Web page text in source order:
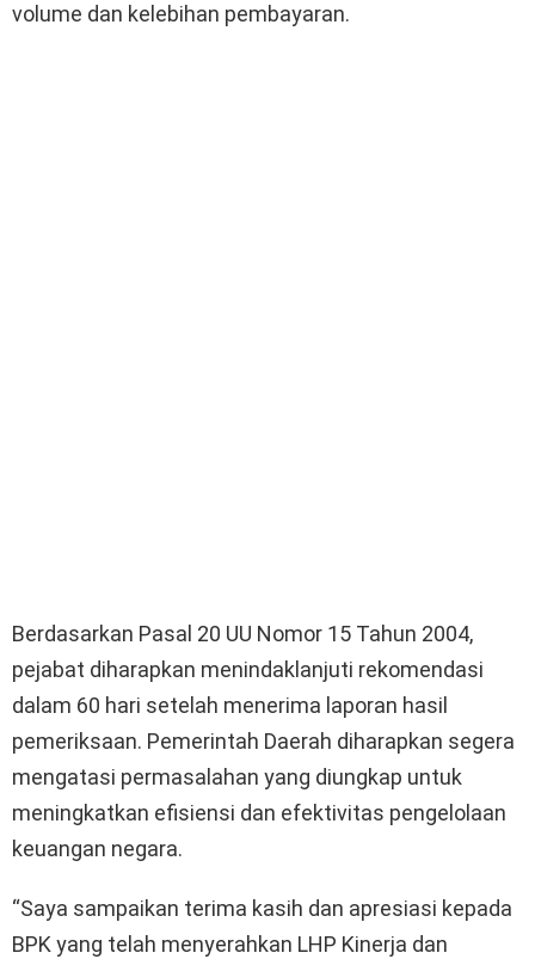
volume dan kelebihan pembayaran.
Berdasarkan Pasal 20 UU Nomor 15 Tahun 2004,
pejabat diharapkan menindaklanjuti rekomendasi
dalam 60 hari setelah menerima laporan hasil
pemeriksaan. Pemerintah Daerah diharapkan segera
mengatasi permasalahan yang diungkap untuk
meningkatkan efisiensi dan efektivitas pengelolaan
keuangan negara.
“Saya sampaikan terima kasih dan apresiasi kepada
BPK yang telah menyerahkan LHP Kinerja dan